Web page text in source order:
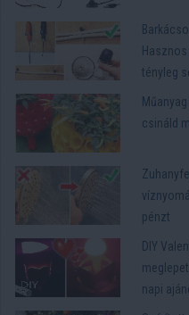
tényleg
csináld
pénzt
DIY
napi